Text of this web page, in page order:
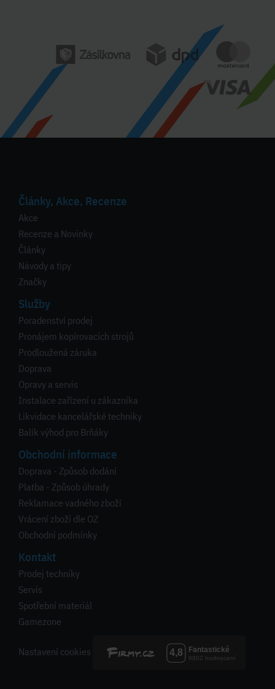
Články, Akce, Recenze
Akce
Recenze a Novinky
Články
Návody a tipy
Značky
Služby
Poradenství prodej
Pronájem kopírovacích strojů
Prodloužená záruka
Doprava
Opravy a servis
Instalace zařízení u zákazníka
Likvidace kancelářské techniky
Balík výhod pro Brňáky
Obchodní informace
Doprava - Způsob dodání
Platba - Způsob úhrady
Reklamace vadného zboží
Vrácení zboží dle OZ
Obchodní podmínky
Kontakt
Prodej techniky
Servis
Spotřební materiál
Gamezone
Nastavení cookies